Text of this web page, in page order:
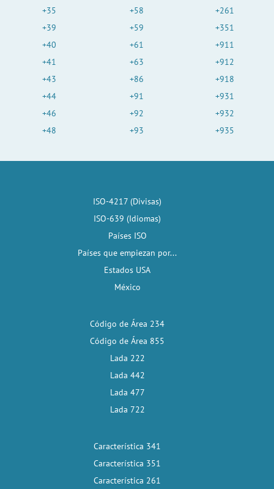
+35
+39
+40
+41
+43
+44
+46
+48
+58
+59
+61
+63
+86
+91
+92
+93
+261
+351
+911
+912
+918
+931
+932
+935
ISO-4217 (Divisas)
ISO-639 (Idiomas)
Países ISO
Países que empiezan por...
Estados USA
México
Código de Área 234
Código de Área 855
Lada 222
Lada 442
Lada 477
Lada 722
Característica 341
Característica 351
Característica 261